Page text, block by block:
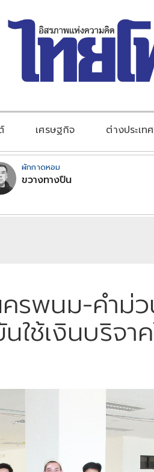
เศรษฐกิจ ต่างประเทศ
ผักกาดหอม
ขวางทางปืน
ครพนม-คำม่
ช้เงินบริจา